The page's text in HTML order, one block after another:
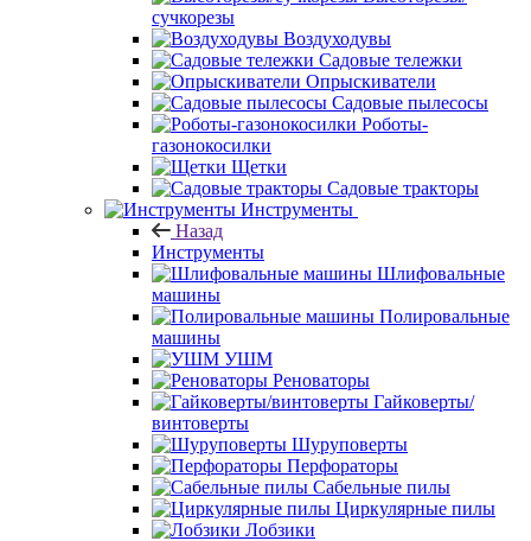
сучкорезы
Воздуходувы
Садовые тележки
Опрыскиватели
Садовые пылесосы
Роботы-
газонокосилки
Щетки
Садовые тракторы
Инструменты
Назад
Инструменты
Шлифовальные
машины
Полировальные
машины
УШМ
Реноваторы
Гайковерты/
винтоверты
Шуруповерты
Перфораторы
Сабельные пилы
Циркулярные пилы
Лобзики